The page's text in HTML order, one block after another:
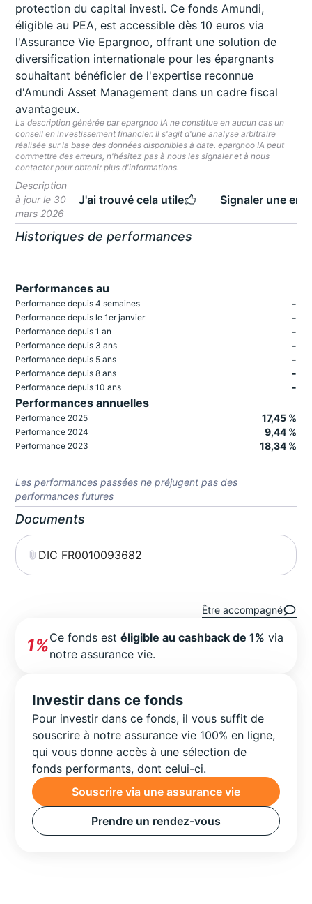
protection du capital investi. Ce fonds Amundi,
éligible au PEA, est accessible dès 10 euros via
l'Assurance Vie Epargnoo, offrant une solution de
diversification internationale pour les épargnants
souhaitant bénéficier de l'expertise reconnue
d'Amundi Asset Management dans un cadre fiscal
avantageux.
La description générée par epargnoo IA ne constitue en aucun cas un
conseil en investissement financier. Il s'agit d'une analyse arbitraire
réalisée sur la base des données disponibles à date. epargnoo IA peut
commettre des erreurs, n'hésitez pas à nous les signaler et à nous
contacter pour obtenir plus d'informations.
Description
à jour le 30
mars 2026
J'ai trouvé cela utile Signaler une
Historiques de performances
Performances au
Performance depuis 4 semaines -
Performance depuis le 1er janvier -
Performance depuis 1 an -
Performance depuis 3 ans -
Performance depuis 5 ans -
Performance depuis 8 ans -
Performance depuis 10 ans -
Performances annuelles
Performance 2025 17,45 %
Performance 2024 9,44 %
Performance 2023 18,34 %
Les performances passées ne préjugent pas des
performances futures
Documents
DIC FR0010093682
Être accompagné
1%Ce fonds estéligible au cashback de 1% via
notre assurance vie.
Investir dans ce fonds
Pour investir dans ce fonds, il vous suffit de
souscrire à notre assurance vie 100% en ligne,
qui vous donne accès à une sélection de
fonds performants, dont celui-ci.
Souscrire via une assurance vie
Prendre un rendez-vous